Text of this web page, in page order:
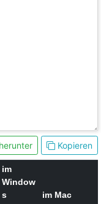
Kopieren
im
Window
s
im Mac